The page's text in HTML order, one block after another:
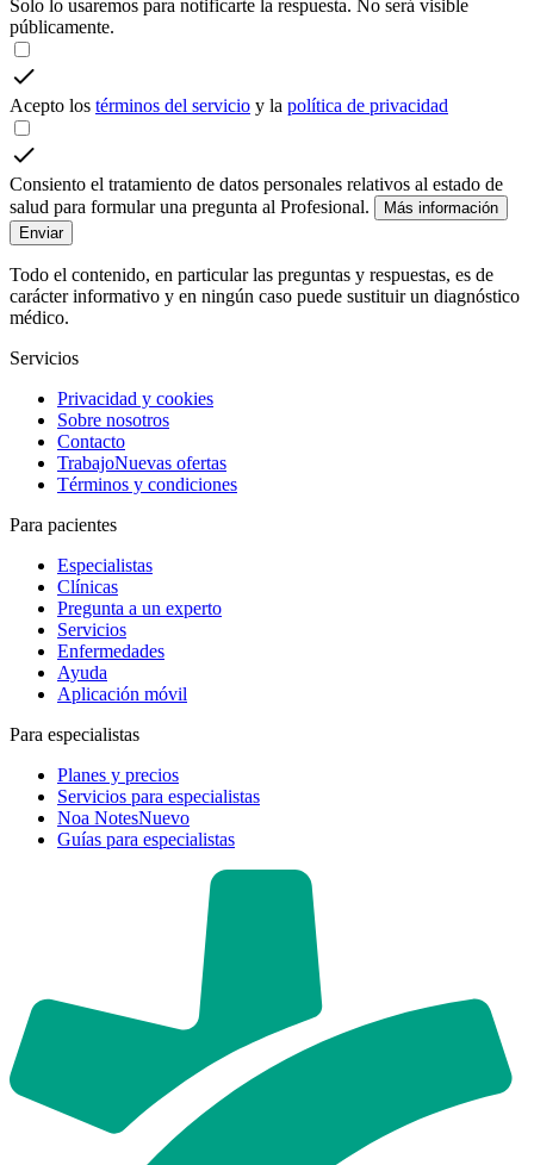
Solo lo usaremos para notificarte la respuesta. No será visible
públicamente.
Acepto los términos del servicio y la política de privacidad
Consiento el tratamiento de datos personales relativos al estado de
salud para formular una pregunta al Profesional.
Más información
Enviar
Todo el contenido, en particular las preguntas y respuestas, es de
carácter informativo y en ningún caso puede sustituir un diagnóstico
médico.
Servicios
Privacidad y cookies
Sobre nosotros
Contacto
TrabajoNuevas ofertas
Términos y condiciones
Para pacientes
Especialistas
Clínicas
Pregunta a un experto
Servicios
Enfermedades
Ayuda
Aplicación móvil
Para especialistas
Planes y precios
Servicios para especialistas
Noa NotesNuevo
Guías para especialistas